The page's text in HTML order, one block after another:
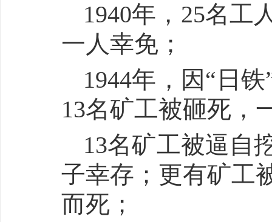
1940年，25名工
一人幸免；
1944年，因“日
13名矿工被砸死，
13名矿工被逼自
子幸存；更有矿工
而死；